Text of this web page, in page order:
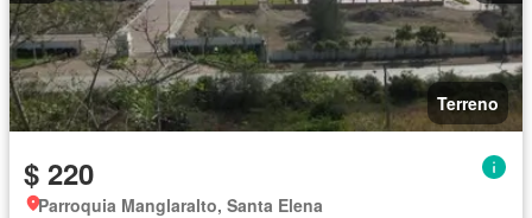
Terreno
$ 220
Parroquia Manglaralto, Santa Elena